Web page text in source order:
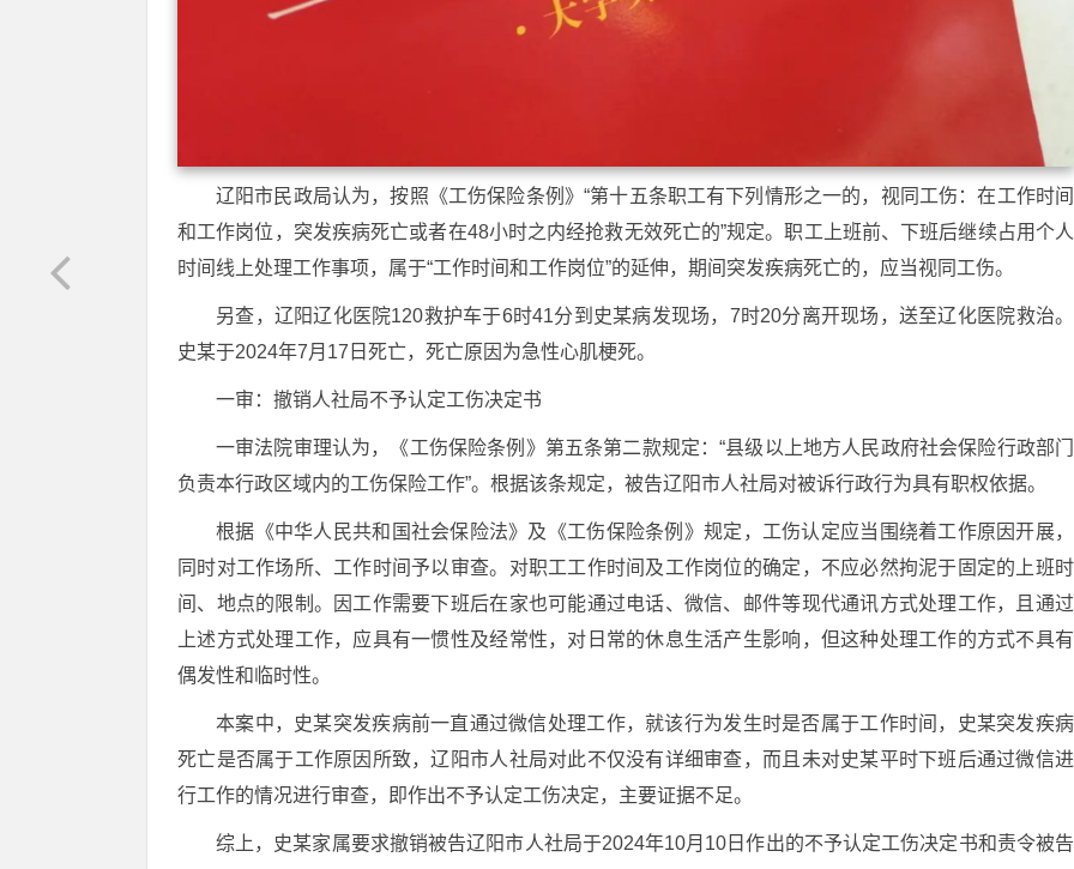
辽阳市民政局认为，按照《工伤保险条例》“第十五条职工有下列情形之一的，视同工伤：在工作时间
和工作岗位，突发疾病死亡或者在48小时之内经抢救无效死亡的”规定。职工上班前、下班后继续占用个人
时间线上处理工作事项，属于“工作时间和工作岗位”的延伸，期间突发疾病死亡的，应当视同工伤。
另查，辽阳辽化医院120救护车于6时41分到史某病发现场，7时20分离开现场，送至辽化医院救治。
史某于2024年7月17日死亡，死亡原因为急性心肌梗死。
一审：撤销人社局不予认定工伤决定书
一审法院审理认为，《工伤保险条例》第五条第二款规定：“县级以上地方人民政府社会保险行政部门
负责本行政区域内的工伤保险工作”。根据该条规定，被告辽阳市人社局对被诉行政行为具有职权依据。
根据《中华人民共和国社会保险法》及《工伤保险条例》规定，工伤认定应当围绕着工作原因开展，
同时对工作场所、工作时间予以审查。对职工工作时间及工作岗位的确定，不应必然拘泥于固定的上班时
间、地点的限制。因工作需要下班后在家也可能通过电话、微信、邮件等现代通讯方式处理工作，且通过
上述方式处理工作，应具有一惯性及经常性，对日常的休息生活产生影响，但这种处理工作的方式不具有
偶发性和临时性。
本案中，史某突发疾病前一直通过微信处理工作，就该行为发生时是否属于工作时间，史某突发疾病
死亡是否属于工作原因所致，辽阳市人社局对此不仅没有详细审查，而且未对史某平时下班后通过微信进
行工作的情况进行审查，即作出不予认定工伤决定，主要证据不足。
综上，史某家属要求撤销被告辽阳市人社局于2024年10月10日作出的不予认定工伤决定书和责令被告